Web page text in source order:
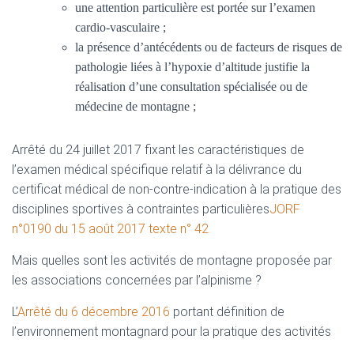
une attention particulière est portée sur l’examen
cardio-vasculaire ;
la présence d’antécédents ou de facteurs de risques de
pathologie liées à l’hypoxie d’altitude justifie la
réalisation d’une consultation spécialisée ou de
médecine de montagne ;
Arrêté du 24 juillet 2017 fixant les caractéristiques de
l’examen médical spécifique relatif à la délivrance du
certificat médical de non-contre-indication à la pratique des
disciplines sportives à contraintes particulièresJORF
n°0190 du 15 août 2017 texte n° 42
Mais quelles sont les activités de montagne proposée par
les associations concernées par l’alpinisme ?
L’Arrêté du 6 décembre 2016 portant définition de
l’environnement montagnard pour la pratique des activités